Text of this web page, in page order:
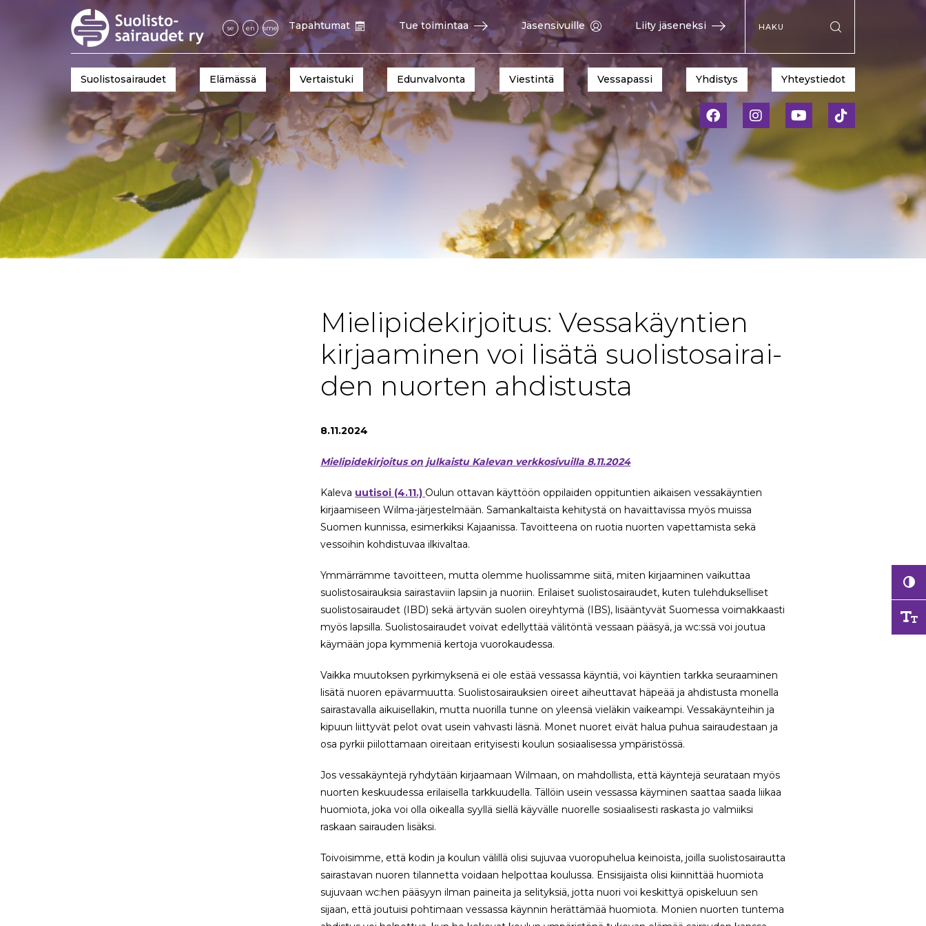
se en sme Tapahtumat Tue toimintaa Jäsensivuille Liity jäseneksi
Hae sivustolta
Suolistosairaudet Elämässä Vertaistuki Edunvalvonta Viestintä Vessapassi Yhdistys Yhteystiedot
Mielipidekirjoitus: Ves­sa­käyn­tien
kir­jaa­mi­nen voi lisätä suo­lis­to­sai­rai­
den nuorten ah­dis­tus­ta
8.11.2024
Mielipidekirjoitus on julkaistu Kalevan verkkosivuilla 8.11.2024
Kaleva uutisoi (4.11.) Oulun ottavan käyttöön oppilaiden oppituntien aikaisen vessakäyntien
kirjaamiseen Wilma-järjestelmään. Samankaltaista kehitystä on havaittavissa myös muissa
Suomen kunnissa, esimerkiksi Kajaanissa. Tavoitteena on ruotia nuorten vapettamista sekä
vessoihin kohdistuvaa ilkivaltaa.
Ymmärrämme tavoitteen, mutta olemme huolissamme siitä, miten kirjaaminen vaikuttaa
suolistosairauksia sairastaviin lapsiin ja nuoriin. Erilaiset suolistosairaudet, kuten tulehdukselliset
suolistosairaudet (IBD) sekä ärtyvän suolen oireyhtymä (IBS), lisääntyvät Suomessa voimakkaasti
myös lapsilla. Suolistosairaudet voivat edellyttää välitöntä vessaan pääsyä, ja wc:ssä voi joutua
käymään jopa kymmeniä kertoja vuorokaudessa.
Vaikka muutoksen pyrkimyksenä ei ole estää vessassa käyntiä, voi käyntien tarkka seuraaminen
lisätä nuoren epävarmuutta. Suolistosairauksien oireet aiheuttavat häpeää ja ahdistusta monella
sairastavalla aikuisellakin, mutta nuorilla tunne on yleensä vieläkin vaikeampi. Vessakäynteihin ja
kipuun liittyvät pelot ovat usein vahvasti läsnä. Monet nuoret eivät halua puhua sairaudestaan ja
osa pyrkii piilottamaan oireitaan erityisesti koulun sosiaalisessa ympäristössä.
Jos vessakäyntejä ryhdytään kirjaamaan Wilmaan, on mahdollista, että käyntejä seurataan myös
nuorten keskuudessa erilaisella tarkkuudella. Tällöin usein vessassa käyminen saattaa saada liikaa
huomiota, joka voi olla oikealla syyllä siellä käyvälle nuorelle sosiaalisesti raskasta jo valmiiksi
raskaan sairauden lisäksi.
Toivoisimme, että kodin ja koulun välillä olisi sujuvaa vuoropuhelua keinoista, joilla suolistosairautta
sairastavan nuoren tilannetta voidaan helpottaa koulussa. Ensisijaista olisi kiinnittää huomiota
sujuvaan wc:hen pääsyyn ilman paineita ja selityksiä, jotta nuori voi keskittyä opiskeluun sen
sijaan, että joutuisi pohtimaan vessassa käynnin herättämää huomiota. Monien nuorten tuntema